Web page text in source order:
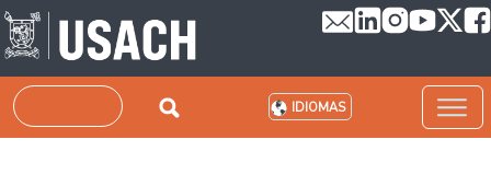
Pasar al contenido principal
Buscar IDIOMAS